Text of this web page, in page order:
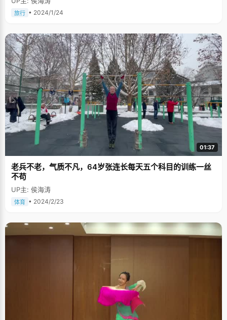
旅行 • 2024/1/24
01:37
老兵不老，气质不凡，64岁张连长每天五个科目的训练一丝
不苟
UP主: 侯海涛
体育 • 2024/2/23